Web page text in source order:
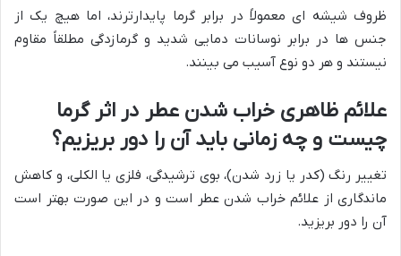
ظروف شیشه ای معمولاً در برابر گرما پایدارترند، اما هیچ یک از
جنس ها در برابر نوسانات دمایی شدید و گرمازدگی مطلقاً مقاوم
نیستند و هر دو نوع آسیب می بینند.
علائم ظاهری خراب شدن عطر در اثر گرما
چیست و چه زمانی باید آن را دور بریزیم؟
تغییر رنگ (کدر یا زرد شدن)، بوی ترشیدگی، فلزی یا الکلی، و کاهش
ماندگاری از علائم خراب شدن عطر است و در این صورت بهتر است
آن را دور بریزید.